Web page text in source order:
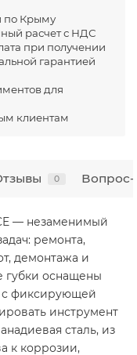
по Крыму
расчет с НДС
при получении
гарантией
для
клиентам
0 Вопрос-
— незаменимый
ремонта,
демонтажа и
губки оснащены
с фиксирующей
инструмент
сталь, из
к коррозии,